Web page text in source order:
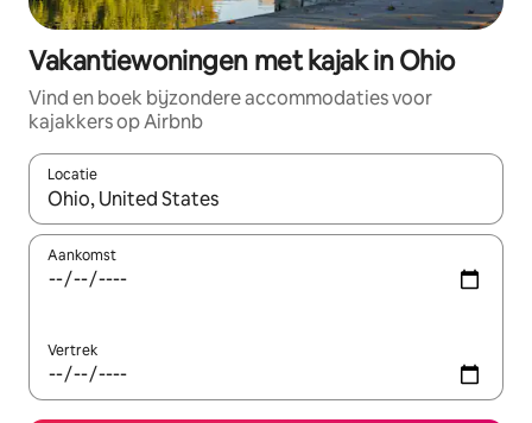
Vakantiewoningen met kajak in Ohio
Vind en boek bijzondere accommodaties voor
kajakkers op Airbnb
Locatie
Wanneer er suggesties beschikbaar zijn, maak je een keuze
Aankomst
Vertrek